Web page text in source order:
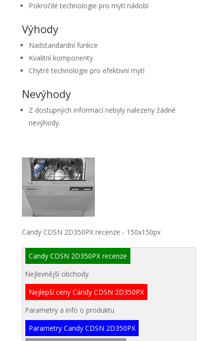
Pokročilé technologie pro mytí nádobí
Výhody
Nadstandardní funkce
Kvalitní komponenty
Chytré technologie pro efektivní mytí
Nevýhody
Z dostupných informací nebyly nalezeny žádné
nevýhody.
Candy CDSN 2D350PX recenze - 150x150px
Candy CDSN 2D350PX recenze
Nejlevnější obchody
Nejlepší ceny Candy CDSN 2D350PX
Parametry a info o produktu
Parametry Candy CDSN 2D350PX